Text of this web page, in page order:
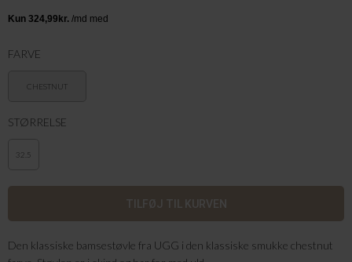
FARVE
CHESTNUT
STØRRELSE
32.5
Den klassiske bamsestøvle fra UGG i den klassiske smukke chestnut